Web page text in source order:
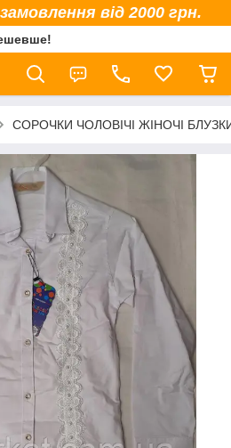
від 2000 грн.
СОРОЧКИ ЧОЛОВІЧІ ЖІНОЧІ